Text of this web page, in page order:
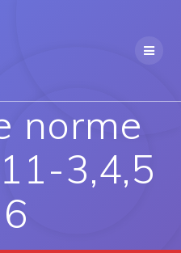
norme
3,4,5